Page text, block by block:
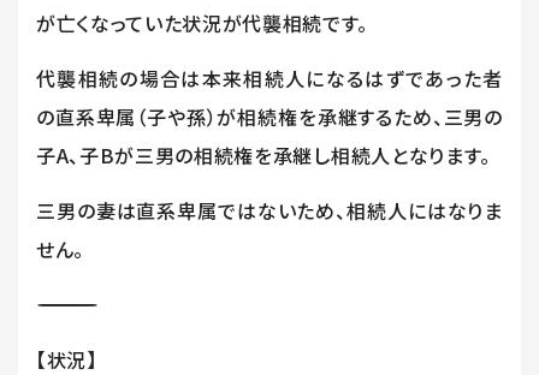
が亡くなっていた状況が代襲相続です。
代襲相続の場合は本来相続人になるはずであった者
の直系卑属（子や孫）が相続権を承継するため、三男の
子A、子Bが三男の相続権を承継し相続人となります。
三男の妻は直系卑属ではないため、相続人にはなりま
せん。
―――――――――――――――――――――――
【状況】